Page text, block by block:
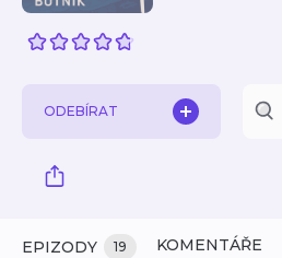
ODEBÍRAT
EPIZODY 19 KOMENTÁŘE